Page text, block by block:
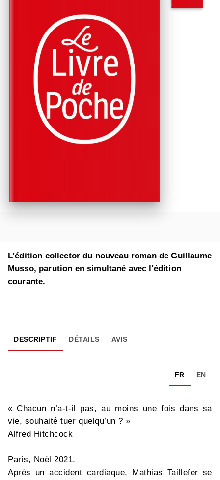
L'édition collector du nouveau roman de Guillaume
Musso, parution en simultané avec l'édition
courante.
DESCRIPTIF DÉTAILS AVIS
FR EN
« Chacun n’a-t-il pas, au moins une fois dans sa
vie, souhaité tuer quelqu’un ? »
Alfred Hitchcock
Paris, Noël 2021.
Après un accident cardiaque, Mathias Taillefer se